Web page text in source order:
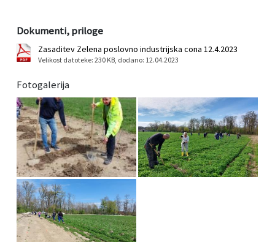
Dokumenti, priloge
Zasaditev Zelena poslovno industrijska cona 12.4.2023
Velikost datoteke: 230 KB, dodano: 12.04.2023
Fotogalerija